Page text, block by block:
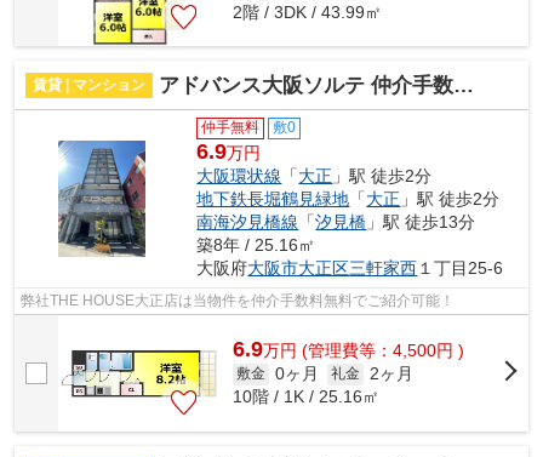
2階 / 3DK / 43.99㎡
賃貸 | マンション アドバンス大阪ソルテ 仲介手数料無料
仲手無料 敷0
6.9万円
大阪環状線 「大正 」駅 徒歩2分
地下鉄長堀鶴見緑地 「大正 」駅 徒歩2分
南海汐見橋線 「汐見橋 」駅 徒歩13分
築8年 / 25.16㎡
大阪府大阪市大正区三軒家西 １丁目25-6
弊社THE HOUSE大正店は当物件を仲介手数料無料でご紹介可能！
6.9万円 (管理費等：4,500円 )
敷金 0ヶ月 礼金 2ヶ月
10階 / 1K / 25.16㎡